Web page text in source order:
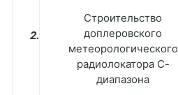
2.
Строительство
доплеровского
метеорологического
радиолокатора С-
диапазона